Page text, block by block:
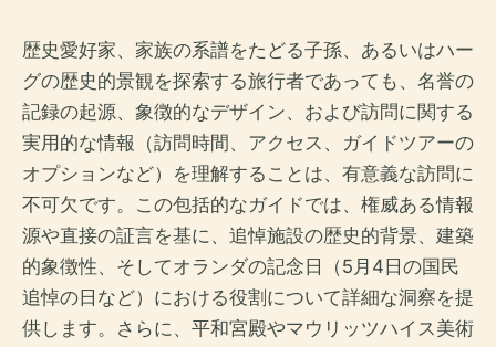
歴史愛好家、家族の系譜をたどる子孫、あるいはハー
グの歴史的景観を探索する旅行者であっても、名誉の
記録の起源、象徴的なデザイン、および訪問に関する
実用的な情報（訪問時間、アクセス、ガイドツアーの
オプションなど）を理解することは、有意義な訪問に
不可欠です。この包括的なガイドでは、権威ある情報
源や直接の証言を基に、追悼施設の歴史的背景、建築
的象徴性、そしてオランダの記念日（5月4日の国民
追悼の日など）における役割について詳細な洞察を提
供します。さらに、平和宮殿やマウリッツハイス美術